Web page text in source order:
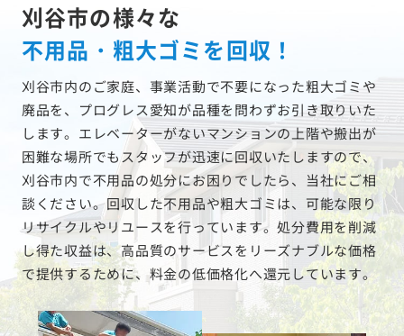
刈谷市の様々な
不用品・粗大ゴミを回収！
刈谷市内のご家庭、事業活動で不要になった粗大ゴミや
廃品を、プログレス愛知が品種を問わずお引き取りいた
します。エレベーターがないマンションの上階や搬出が
困難な場所でもスタッフが迅速に回収いたしますので、
刈谷市内で不用品の処分にお困りでしたら、当社にご相
談ください。回収した不用品や粗大ゴミは、可能な限り
リサイクルやリユースを行っています。処分費用を削減
し得た収益は、高品質のサービスをリーズナブルな価格
で提供するために、料金の低価格化へ還元しています。